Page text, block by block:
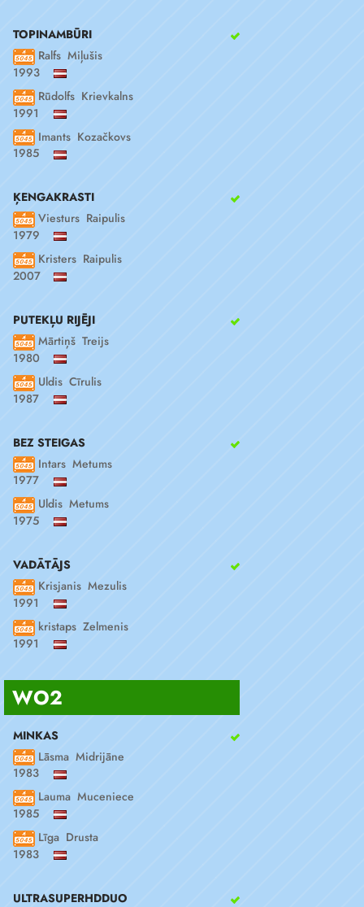
TOPINAMBŪRI
Ralfs Miļušis
1993
Rūdolfs Krievkalns
1991
Imants Kozačkovs
1985
ĶENGAKRASTI
Viesturs Raipulis
1979
Kristers Raipulis
2007
PUTEKĻU RIJĒJI
Mārtiņš Treijs
1980
Uldis Cīrulis
1987
BEZ STEIGAS
Intars Metums
1977
Uldis Metums
1975
VADĀTĀJS
Krisjanis Mezulis
1991
kristaps Zelmenis
1991
WO2
MINKAS
Lāsma Midrijāne
1983
Lauma Muceniece
1985
Līga Drusta
1983
ULTRASUPERHDDUO